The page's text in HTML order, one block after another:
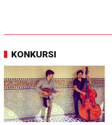
KONKURSI